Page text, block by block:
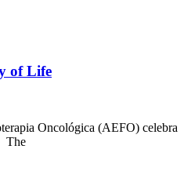
of Life
Oncológica (AEFO) celebra
The